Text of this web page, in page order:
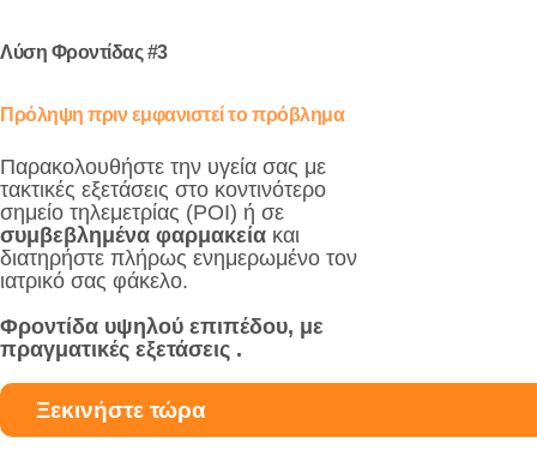
Λύση Φροντίδας #3
Πρόληψη πριν εμφανιστεί το πρόβλημα
Παρακολουθήστε την υγεία σας με
τακτικές εξετάσεις στο κοντινότερο
σημείο τηλεμετρίας (POI) ή σε
συμβεβλημένα φαρμακεία και
διατηρήστε πλήρως ενημερωμένο τον
ιατρικό σας φάκελο.
Φροντίδα υψηλού επιπέδου, με
πραγματικές εξετάσεις .
Ξεκινήστε τώρα